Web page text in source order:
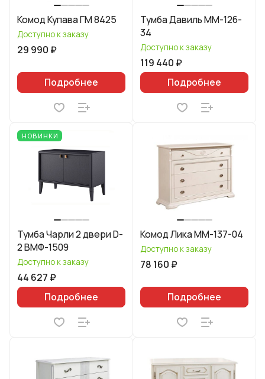
Комод Купава ГМ 8425
Доступно к заказу
29 990 ₽
Подробнее
Тумба Давиль ММ-126-
34
Доступно к заказу
119 440 ₽
Подробнее
НОВИНКИ
Тумба Чарли 2 двери D-
2 ВМФ-1509
Доступно к заказу
44 627 ₽
Подробнее
Комод Лика ММ-137-04
Доступно к заказу
78 160 ₽
Подробнее